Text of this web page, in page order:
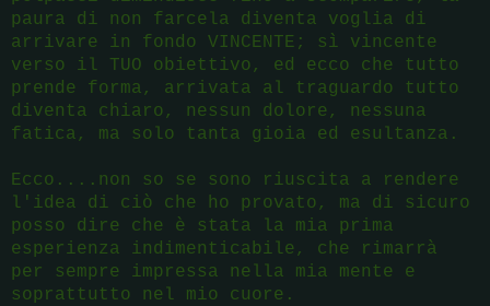
paura di non farcela diventa voglia di
arrivare in fondo VINCENTE; sì vincente
verso il TUO obiettivo, ed ecco che tutto
prende forma, arrivata al traguardo tutto
diventa chiaro, nessun dolore, nessuna
fatica, ma solo tanta gioia ed esultanza.
Ecco....non so se sono riuscita a rendere
l'idea di ciò che ho provato, ma di sicuro
posso dire che è stata la mia prima
esperienza indimenticabile, che rimarrà
per sempre impressa nella mia mente e
soprattutto nel mio cuore.